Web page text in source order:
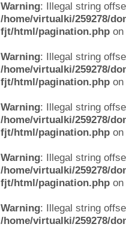
Warning: Illegal string
/home/virtualki/259278/
fjt/html/pagination.php
Warning: Illegal string
/home/virtualki/259278/
fjt/html/pagination.php
Warning: Illegal string
/home/virtualki/259278/
fjt/html/pagination.php
Warning: Illegal string
/home/virtualki/259278/
fjt/html/pagination.php
Warning: Illegal string
/home/virtualki/259278/